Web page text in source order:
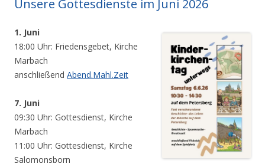
Unsere Gottesdienste im Juni 2026
1. Juni
18:00 Uhr: Friedensgebet, Kirche
Marbach
anschließend Abend.Mahl.Zeit
7. Juni
09:30 Uhr: Gottesdienst, Kirche
Marbach
11:00 Uhr: Gottesdienst, Kirche
Salomonsborn